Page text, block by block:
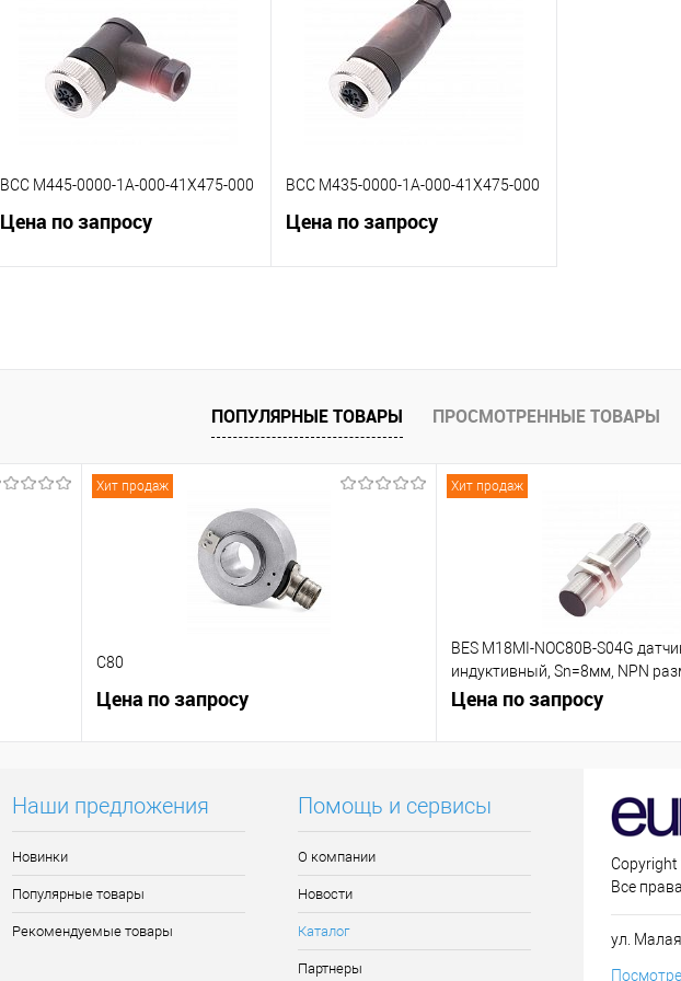
В избранное
BCC M445-0000-1A-000-41X475-000
Цена по запросу
BCC M435-0000-1A-000-41X475-000
Цена по запросу
ПОПУЛЯРНЫЕ ТОВАРЫ ПРОСМОТРЕННЫЕ ТОВАРЫ
Хит продаж
C80
Цена по запросу
Хит продаж
BES M18MI-NOC80B-S04G
индуктивный, Sn=8мм, NPN
контакт (NC)
Цена по запросу
Наши предложения
Новинки
Популярные товары
Рекомендуемые товары
Помощь и сервисы
О компании
Новости
Каталог
Партнеры
Copyright
Все
ул.